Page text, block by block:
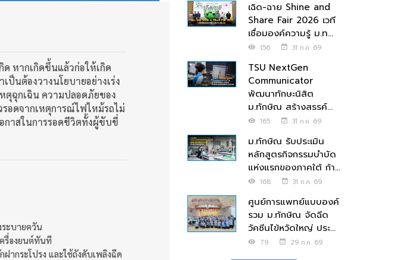
ด หากเกิดขึ้นแล้วก่อให้เกิด
นต้องวางนโยบายอย่างเร่ง
ตุฉุกเฉิน ความปลอดภัยของ
อดจากเหตุการณ์ไฟไหม้รถไม่
กาสในการรอดชีวิตทั้งผู้ขับขี่
ะบายควัน
รื่องยนต์ทันที
ากระโปรง และใช้ถังดับเพลิงฉีด
เฉิด-ฉาย Shine and
Share Fair 2026 เวที
เชื่อมองค์ความรู้ ม.ท...
156 31 ก.ค. 69
TSU NextGen
Communicator
พัฒนาทักษะนิสิต
ม.ทักษิณ สร้างสรรค์...
165 31 ก.ค. 69
ม.ทักษิณ รับประเมิน
หลักสูตรกิจกรรมบำบัด
แห่งแรกของภาคใต้ ก้า...
168 31 ก.ค. 69
ศูนย์การแพทย์แบบองค์
รวม ม.ทักษิณ จัดฉีด
วัคซีนไข้หวัดใหญ่ ประ...
79 29 ก.ค. 69